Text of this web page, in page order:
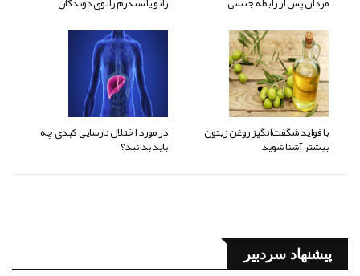
با فواید شگفت‌انگیز روغن زیتون
بیشتر آشنا شوید
در مورد اختلال نارسایی کبدی چه
باید بدانید؟
پیشنهاد سردبیر